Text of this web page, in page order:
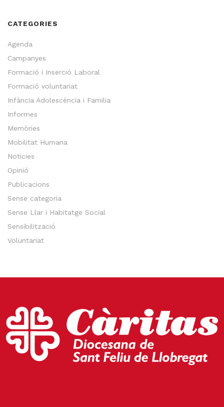
CATEGORIES
Agenda
Campanyes
Formació i Inserció Laboral
Formació voluntariat
Infància Adolescència i Familia
Informes
Memòries
Mobilitat Humana
Noticies
Opinió
Publicacions
Sense categoria
Sense Llar i Habitatge Social
Sensibilització
Voluntariat